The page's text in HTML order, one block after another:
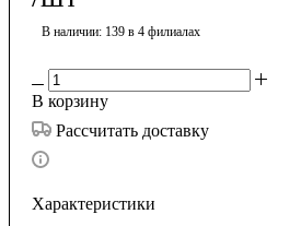
В наличии: 139 в 4 филиалах
В корзину
Рассчитать доставку
Характеристики